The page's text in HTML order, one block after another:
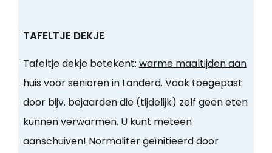
TAFELTJE DEKJE
Tafeltje dekje betekent: warme maaltijden aan
huis voor senioren in Landerd. Vaak toegepast
door bijv. bejaarden die (tijdelijk) zelf geen eten
kunnen verwarmen. U kunt meteen
aanschuiven! Normaliter geïnitieerd door